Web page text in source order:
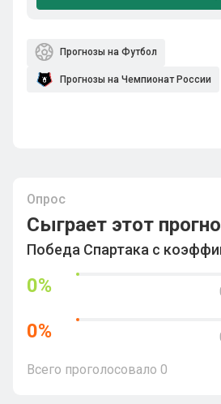
Прогнозы на Футбол
Прогнозы на Чемпионат России
Опрос
Сыграет этот
Победа Спартака с
0%
0%
Всего проголосовало 0